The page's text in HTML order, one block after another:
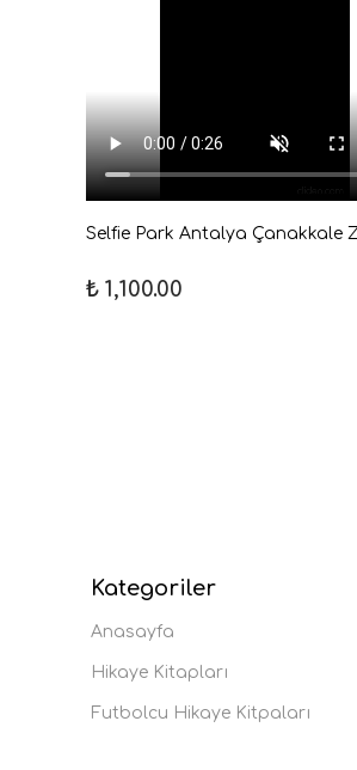
₺ 1,100.00
Kategoriler
Anasayfa
Hikaye Kitapları
Futbolcu Hikaye Kitpaları